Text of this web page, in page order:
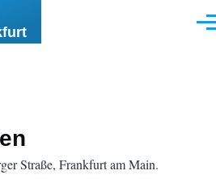
Straße, Frankfurt am Main.